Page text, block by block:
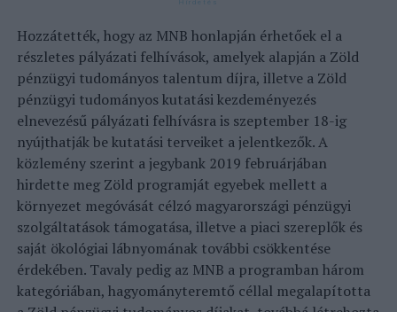
Hozzátették, hogy az MNB honlapján érhetőek el a
részletes pályázati felhívások, amelyek alapján a Zöld
pénzügyi tudományos talentum díjra, illetve a Zöld
pénzügyi tudományos kutatási kezdeményezés
elnevezésű pályázati felhívásra is szeptember 18-ig
nyújthatják be kutatási terveiket a jelentkezők.A
közlemény szerint a jegybank 2019 februárjában
hirdette meg Zöld programját egyebek mellett a
környezet megóvását célzó magyarországi pénzügyi
szolgáltatások támogatása, illetve a piaci szereplők és
saját ökológiai lábnyomának további csökkentése
érdekében. Tavaly pedig az MNB a programban három
kategóriában, hagyományteremtő céllal megalapította